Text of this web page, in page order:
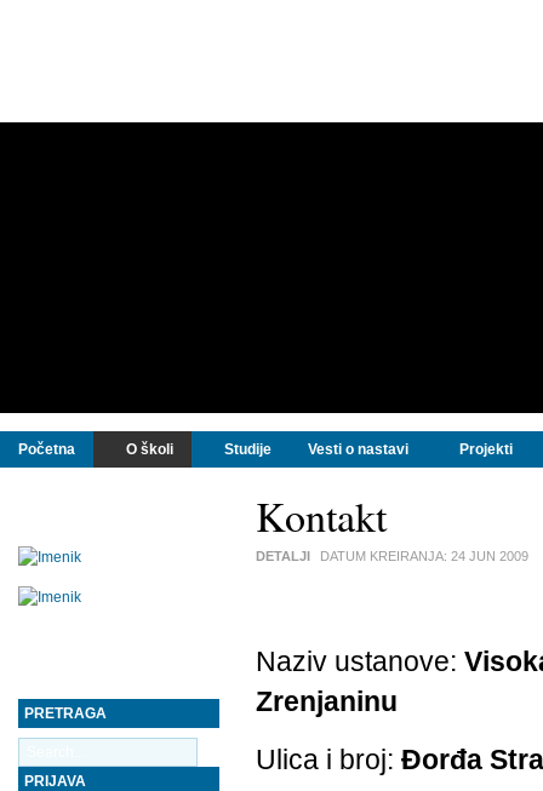
Početna O školi Studije Vesti o nastavi Projekti
Kontakt
DETALJI DATUM KREIRANJA: 24 JUN 2009
Naziv ustanove:
Zrenjaninu
Ulica i broj: Đorđa
PRETRAGA
PRIJAVA